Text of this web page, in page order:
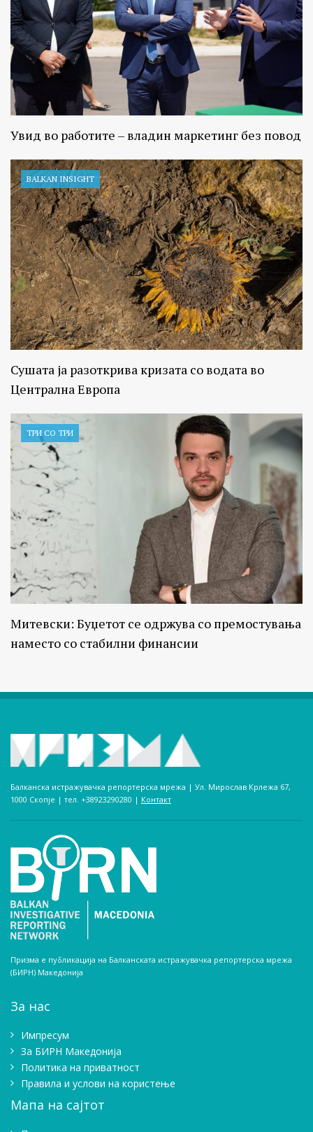
Увид во работите – владин маркетинг без повод
BALKAN INSIGHT
Сушата ја разоткрива кризата со водата во
Централна Европа
ТРИ СО ТРИ
Митевски: Буџетот се одржува со премостувања
наместо со стабилни финансии
Балканска истражувачка репортерска мрежа | Ул. Мирослав Крлежа 67,
1000 Скопје | тел. +38923290280­ | Контакт
Призма е публикација на Балканската истражувачка репортерска мрежа
(БИРН) Македонија
За нас
Импресум
Зa БИРН Македонија
Политика на приватност
Правила и услови на користење
Мапа на сајтот